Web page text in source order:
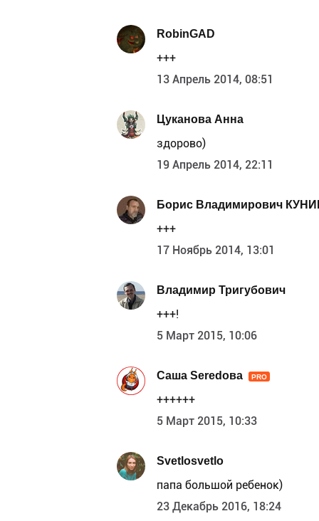
RobinGAD
+++
13 Апрель 2014, 08:51
Цуканова Анна
здорово)
19 Апрель 2014, 22:11
Борис Владимирович
+++
17 Ноябрь 2014, 13:01
Владимир Тригубович
+++!
5 Март 2015, 10:06
Саша Seredова PRO
++++++
5 Март 2015, 10:33
Svetlosvetlo
папа большой ребенок)
23 Декабрь 2016, 18:24